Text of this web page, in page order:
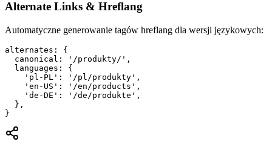
Alternate Links & Hreflang
Automatyczne generowanie tagów hreflang dla wersji językowych:
alternates: {
  canonical: '/produkty/',
  languages: {
    'pl-PL': '/pl/produkty',
    'en-US': '/en/products',
    'de-DE': '/de/produkte',
  },
}